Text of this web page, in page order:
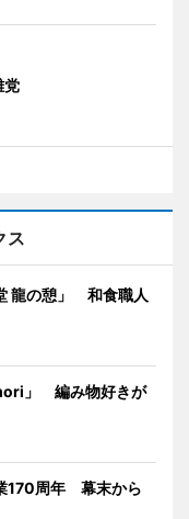
党
ス
龍の憩」 和食職人
」 編み物好きが
170周年 幕末から